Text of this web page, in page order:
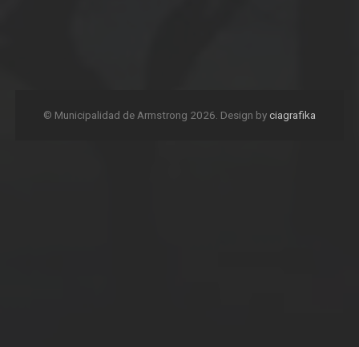
© Municipalidad de Armstrong 2026. Design byciagrafika